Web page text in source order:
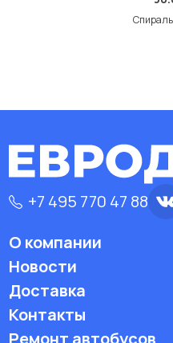
+7 495 770 47 88
О компании
Новости
Доставка
Контакты
Ремонт автобусов